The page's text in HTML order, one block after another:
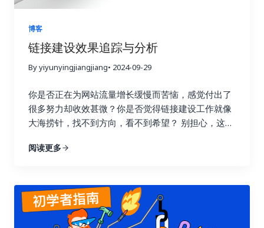
博客
链接建设效果追踪与分析
By yiyunyingjiangjiang• 2024-09-29
你是否正在为网站流量增长缓慢而苦恼，感觉付出了
很多努力却收效甚微？你是否觉得链接建设工作就像
大海捞针，找不到方向，看不到希望？ 别担心，这篇
七天内让你的链接建设效果翻倍，实现网站流量的显
新时代。 一、 深入理解链接建设效果追踪的意义 许
多人在进行链接建设时，往往缺乏明确的目标和方
向，就像在黑暗中摸索前行。他们只知道不断地去获
阅读更多